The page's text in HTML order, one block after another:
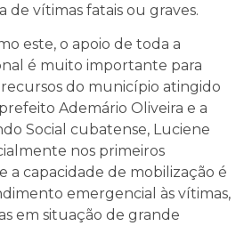
de vítimas fatais ou graves.
este, o apoio de toda a
é muito importante para
do município atingido
Ademário Oliveira e a
Social cubatense, Luciene
nos primeiros
a capacidade de mobilização é
emergencial às vítimas,
em situação de grande